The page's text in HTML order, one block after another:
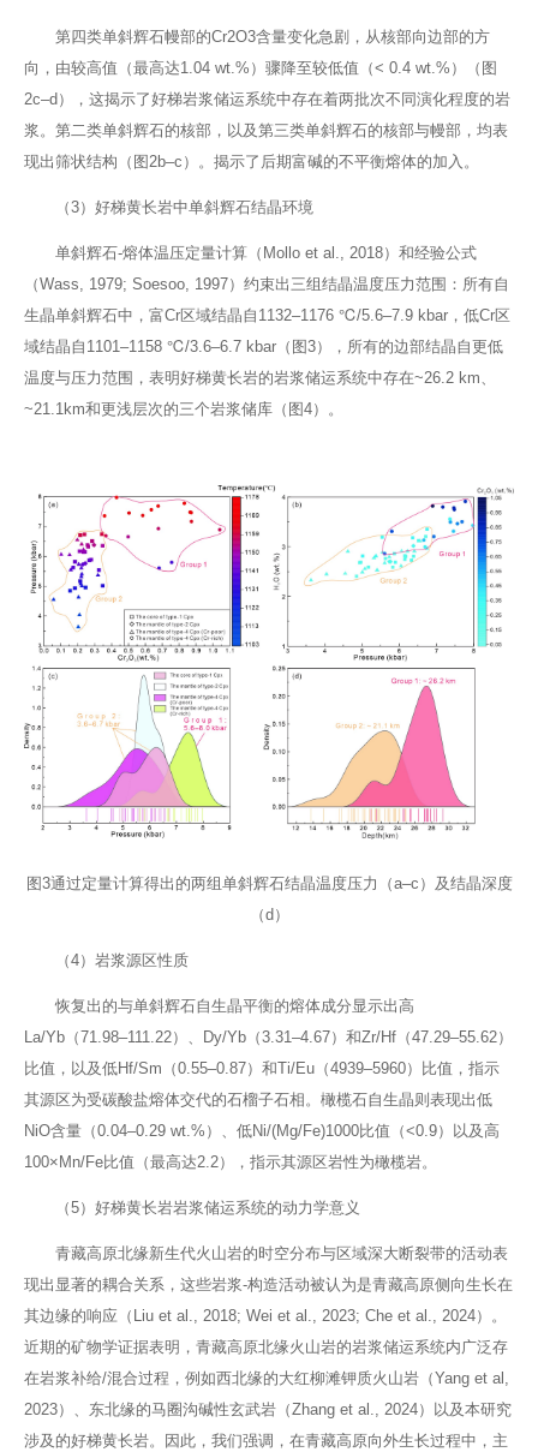
第四类单斜辉石幔部的Cr2O3含量变化急剧，从核部向边部的方
向，由较高值（最高达1.04 wt.%）骤降至较低值（< 0.4 wt.%）（图
2c–d），这揭示了好梯岩浆储运系统中存在着两批次不同演化程度的岩
浆。第二类单斜辉石的核部，以及第三类单斜辉石的核部与幔部，均表
现出筛状结构（图2b–c）。揭示了后期富碱的不平衡熔体的加入。
（3）好梯黄长岩中单斜辉石结晶环境
单斜辉石-熔体温压定量计算（Mollo et al., 2018）和经验公式
（Wass, 1979; Soesoo, 1997）约束出三组结晶温度压力范围：所有自
生晶单斜辉石中，富Cr区域结晶自1132–1176 ℃/5.6–7.9 kbar，低Cr区
域结晶自1101–1158 ℃/3.6–6.7 kbar（图3），所有的边部结晶自更低
温度与压力范围，表明好梯黄长岩的岩浆储运系统中存在~26.2 km、
~21.1km和更浅层次的三个岩浆储库（图4）。
图3通过定量计算得出的两组单斜辉石结晶温度压力（a–c）及结晶深度
（d）
（4）岩浆源区性质
恢复出的与单斜辉石自生晶平衡的熔体成分显示出高
La/Yb（71.98–111.22）、Dy/Yb（3.31–4.67）和Zr/Hf（47.29–55.62）
比值，以及低Hf/Sm（0.55–0.87）和Ti/Eu（4939–5960）比值，指示
其源区为受碳酸盐熔体交代的石榴子石相。橄榄石自生晶则表现出低
NiO含量（0.04–0.29 wt.%）、低Ni/(Mg/Fe)1000比值（<0.9）以及高
100×Mn/Fe比值（最高达2.2），指示其源区岩性为橄榄岩。
（5）好梯黄长岩岩浆储运系统的动力学意义
青藏高原北缘新生代火山岩的时空分布与区域深大断裂带的活动表
现出显著的耦合关系，这些岩浆-构造活动被认为是青藏高原侧向生长在
其边缘的响应（Liu et al., 2018; Wei et al., 2023; Che et al., 2024）。
近期的矿物学证据表明，青藏高原北缘火山岩的岩浆储运系统内广泛存
在岩浆补给/混合过程，例如西北缘的大红柳滩钾质火山岩（Yang et al,
2023）、东北缘的马圈沟碱性玄武岩（Zhang et al., 2024）以及本研究
涉及的好梯黄长岩。因此，我们强调，在青藏高原向外生长过程中，主